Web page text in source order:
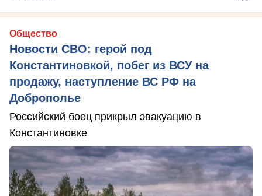
Общество
Новости СВО: герой под
Константиновкой, побег из ВСУ на
продажу, наступление ВС РФ на
Доброполье
Российский боец прикрыл эвакуацию в
Константиновке